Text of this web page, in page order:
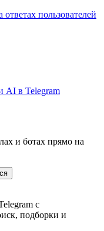
пользователей
AI в Telegram
и ботаx прямо на
с
подборки и